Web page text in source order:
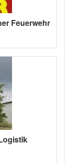
Feuerwehr